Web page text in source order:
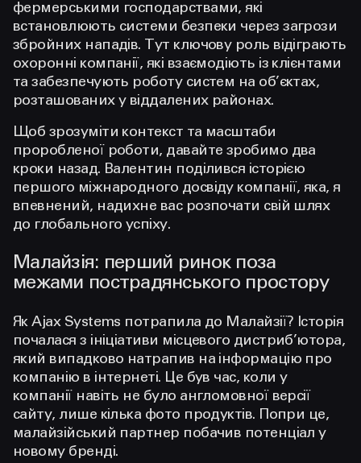
фермерськими господарствами, які
встановлюють системи безпеки через загрози
збройних нападів. Тут ключову роль відіграють
охоронні компанії, які взаємодіють із клієнтами
та забезпечують роботу систем на об’єктах,
розташованих у віддалених районах.
Щоб зрозуміти контекст та масштаби
проробленої роботи, давайте зробимо два
кроки назад. Валентин поділився історією
першого міжнародного досвіду компанії, яка, я
впевнений, надихне вас розпочати свій шлях
до глобального успіху.
Малайзія: перший ринок поза
межами пострадянського простору
Як Ajax Systems потрапила до Малайзії? Історія
почалася з ініціативи місцевого дистриб’ютора,
який випадково натрапив на інформацію про
компанію в інтернеті. Це був час, коли у
компанії навіть не було англомовної версії
сайту, лише кілька фото продуктів. Попри це,
малайзійський партнер побачив потенціал у
новому бренді.